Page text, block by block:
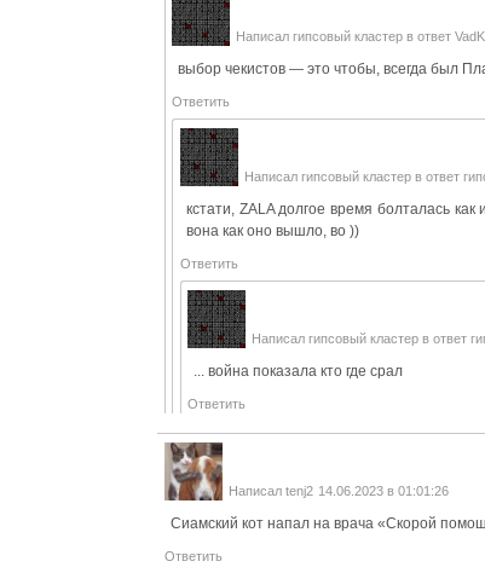
Написалгипсовый кластер в ответ
выбор чекистов — это чтобы, всегда был
Ответить
Написал гипсовый кластерв ответ
кстати, ZALA долгое время болталась
вона как оно вышло, во ))
Ответить
Написалгипсовый кластер в ответ
... война показала кто где срал
Ответить
Написал tenj2 14.06.2023 в 01:01:26
Сиамский кот напал на врача «Скорой
Ответить